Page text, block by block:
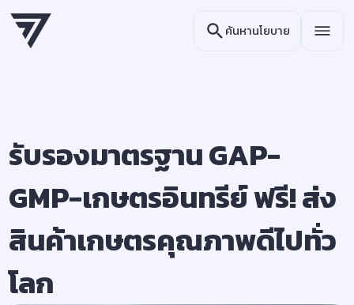
ค้นหานโยบาย
รับรองมาตรฐาน GAP-
GMP-เกษตรอินทรีย์ ฟรี! ส่ง
สินค้าเกษตรคุณภาพดีไปทั่ว
โลก